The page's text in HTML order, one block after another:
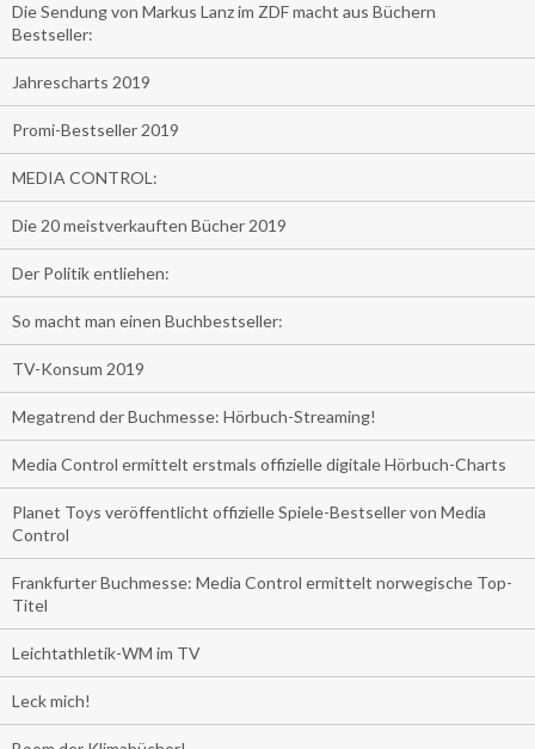
Die Sendung von Markus Lanz im ZDF macht aus Büchern
Bestseller:
Jahrescharts 2019
Promi-Bestseller 2019
MEDIA CONTROL:
Die 20 meistverkauften Bücher 2019
Der Politik entliehen:
So macht man einen Buchbestseller:
TV-Konsum 2019
Megatrend der Buchmesse: Hörbuch-Streaming!
Media Control ermittelt erstmals offizielle digitale Hörbuch-Charts
Planet Toys veröffentlicht offizielle Spiele-Bestseller von Media
Control
Frankfurter Buchmesse: Media Control ermittelt norwegische Top-
Titel
Leichtathletik-WM im TV
Leck mich!